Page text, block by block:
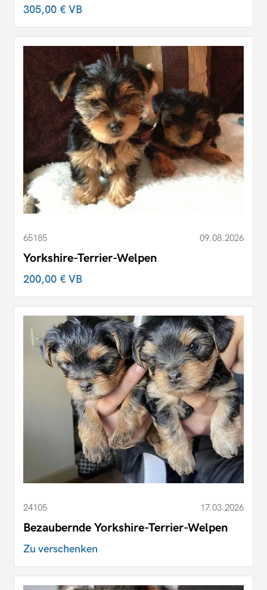
305,00 €VB
65185 09.08.2026
Yorkshire-Terrier-Welpen
200,00 €VB
24105 17.03.2026
Bezaubernde Yorkshire-Terrier-Welpen
Zu verschenken